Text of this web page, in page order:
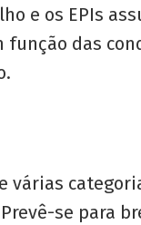
e os EPIs
das
se para